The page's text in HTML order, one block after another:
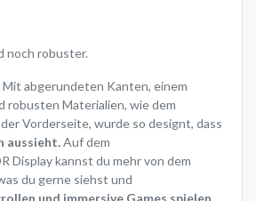
noch robuster.
Mit abgerundeten Kanten, einem
robusten Materialien, wie dem
Vorderseite, wurde so designt, dass
aussieht.Auf dem
Display kannst du mehr von dem
du gerne siehst und
und immersive Games spielen.